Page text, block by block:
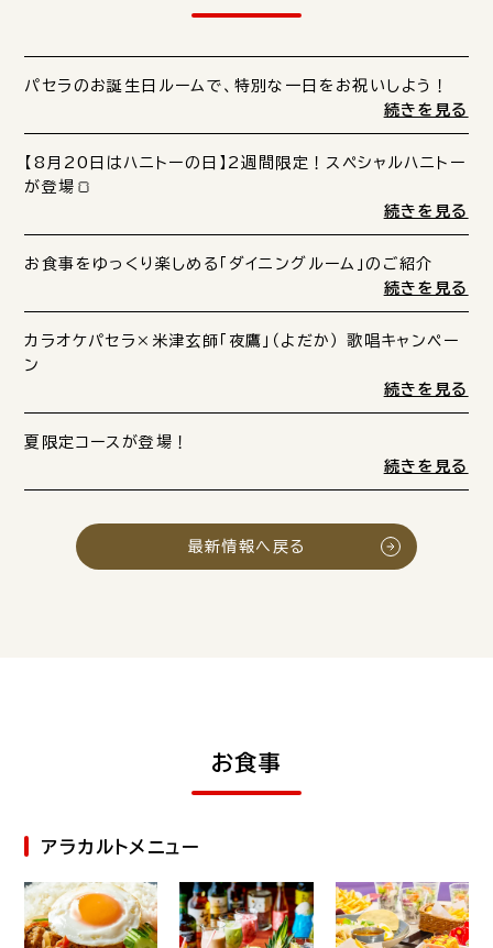
パセラのお誕生日ルームで、特別な一日をお祝いしよう！
続きを見る
【8月20日はハニトーの日】2週間限定！スペシャルハニトー
が登場🍞
続きを見る
お食事をゆっくり楽しめる「ダイニングルーム」のご紹介
続きを見る
カラオケパセラ×米津玄師「夜鷹」（よだか） 歌唱キャンペー
ン
続きを見る
夏限定コースが登場！
続きを見る
最新情報へ戻る
お食事
アラカルトメニュー